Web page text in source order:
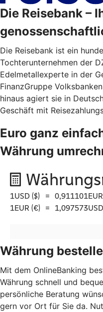
Die Reisebank –
Die Reisebank ist ein
Tochterunternehmen der
Edelmetallexperte in der
FinanzGruppe
hinaus agiert sie in
Geschäft mit
Euro ganz
Währung
Währung
Mit dem OnlineBanking
Währung schnell und
persönliche Beratung
gern vor Ort für Sie da.